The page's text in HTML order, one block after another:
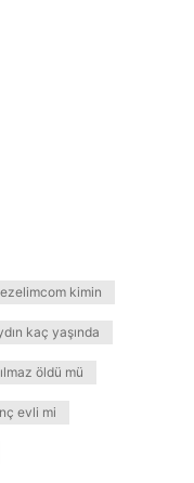
kimin
kaç yaşında
öldü mü
evli mi